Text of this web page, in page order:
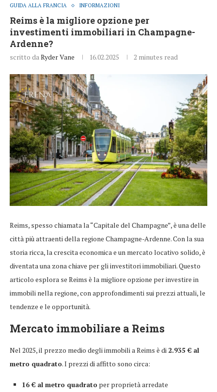
GUIDA ALLA FRANCIA
INFORMAZIONI
Reims è la migliore opzione per
investimenti immobiliari in Champagne-
Ardenne?
scritto daRyder Vane 16.02.2025 2 minutes read
Reims, spesso chiamata la “Capitale del Champagne”, è una delle
città più attraenti della regione Champagne-Ardenne. Con la sua
storia ricca, la crescita economica e un mercato locativo solido, è
diventata una zona chiave per gli investitori immobiliari. Questo
articolo esplora se Reims è la migliore opzione per investire in
immobili nella regione, con approfondimenti sui prezzi attuali, le
tendenze e le opportunità.
Mercato immobiliare a Reims
Nel 2025, il prezzo medio degli immobili a Reims è di 2.935 € al
metro quadrato. I prezzi di affitto sono circa:
16 € al metro quadrato per proprietà arredate